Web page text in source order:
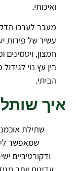
ואיכותי.
מעבר לערכו
עשיר של פירות
חמצון, ויטמינים
בין עץ נוי
הביתי.
איך
שתילת
שמאפשר
ודקורטיביים